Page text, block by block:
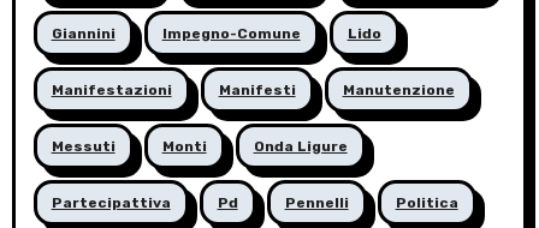
Giannini Impegno-Comune Lido
Manifestazioni Manifesti Manutenzione
Messuti Monti Onda Ligure
Partecipattiva Pd Pennelli Politica